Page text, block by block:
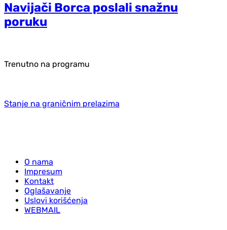
Navijači Borca poslali snažnu
poruku
Trenutno na programu
Stanje na graničnim prelazima
O nama
Impresum
Kontakt
Oglašavanje
Uslovi korišćenja
WEBMAIL